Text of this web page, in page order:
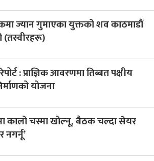
ज्यान गुमाएका युक्तको शव काठमाडौं
(तस्वीरहरू)
: प्राज्ञिक आवरणमा तिब्बत पक्षीय
योजना
कालो चस्मा खोल्नू, बैठक चल्दा सेयर
नगर्नू’